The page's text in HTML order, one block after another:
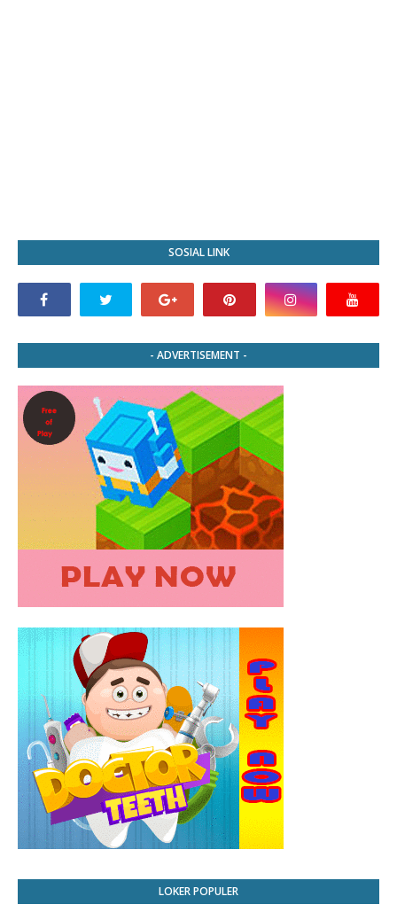
SOSIAL LINK
- ADVERTISEMENT -
LOKER POPULER